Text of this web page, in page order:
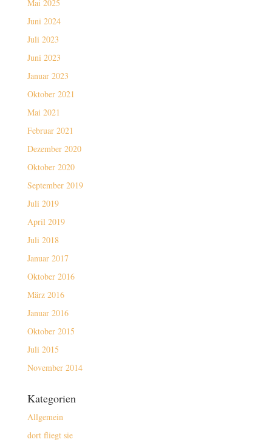
Mai 2025
Juni 2024
Juli 2023
Juni 2023
Januar 2023
Oktober 2021
Mai 2021
Februar 2021
Dezember 2020
Oktober 2020
September 2019
Juli 2019
April 2019
Juli 2018
Januar 2017
Oktober 2016
März 2016
Januar 2016
Oktober 2015
Juli 2015
November 2014
Kategorien
Allgemein
dort fliegt sie